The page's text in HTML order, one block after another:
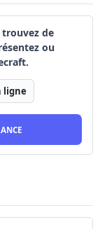
trouvez de
ou
ligne